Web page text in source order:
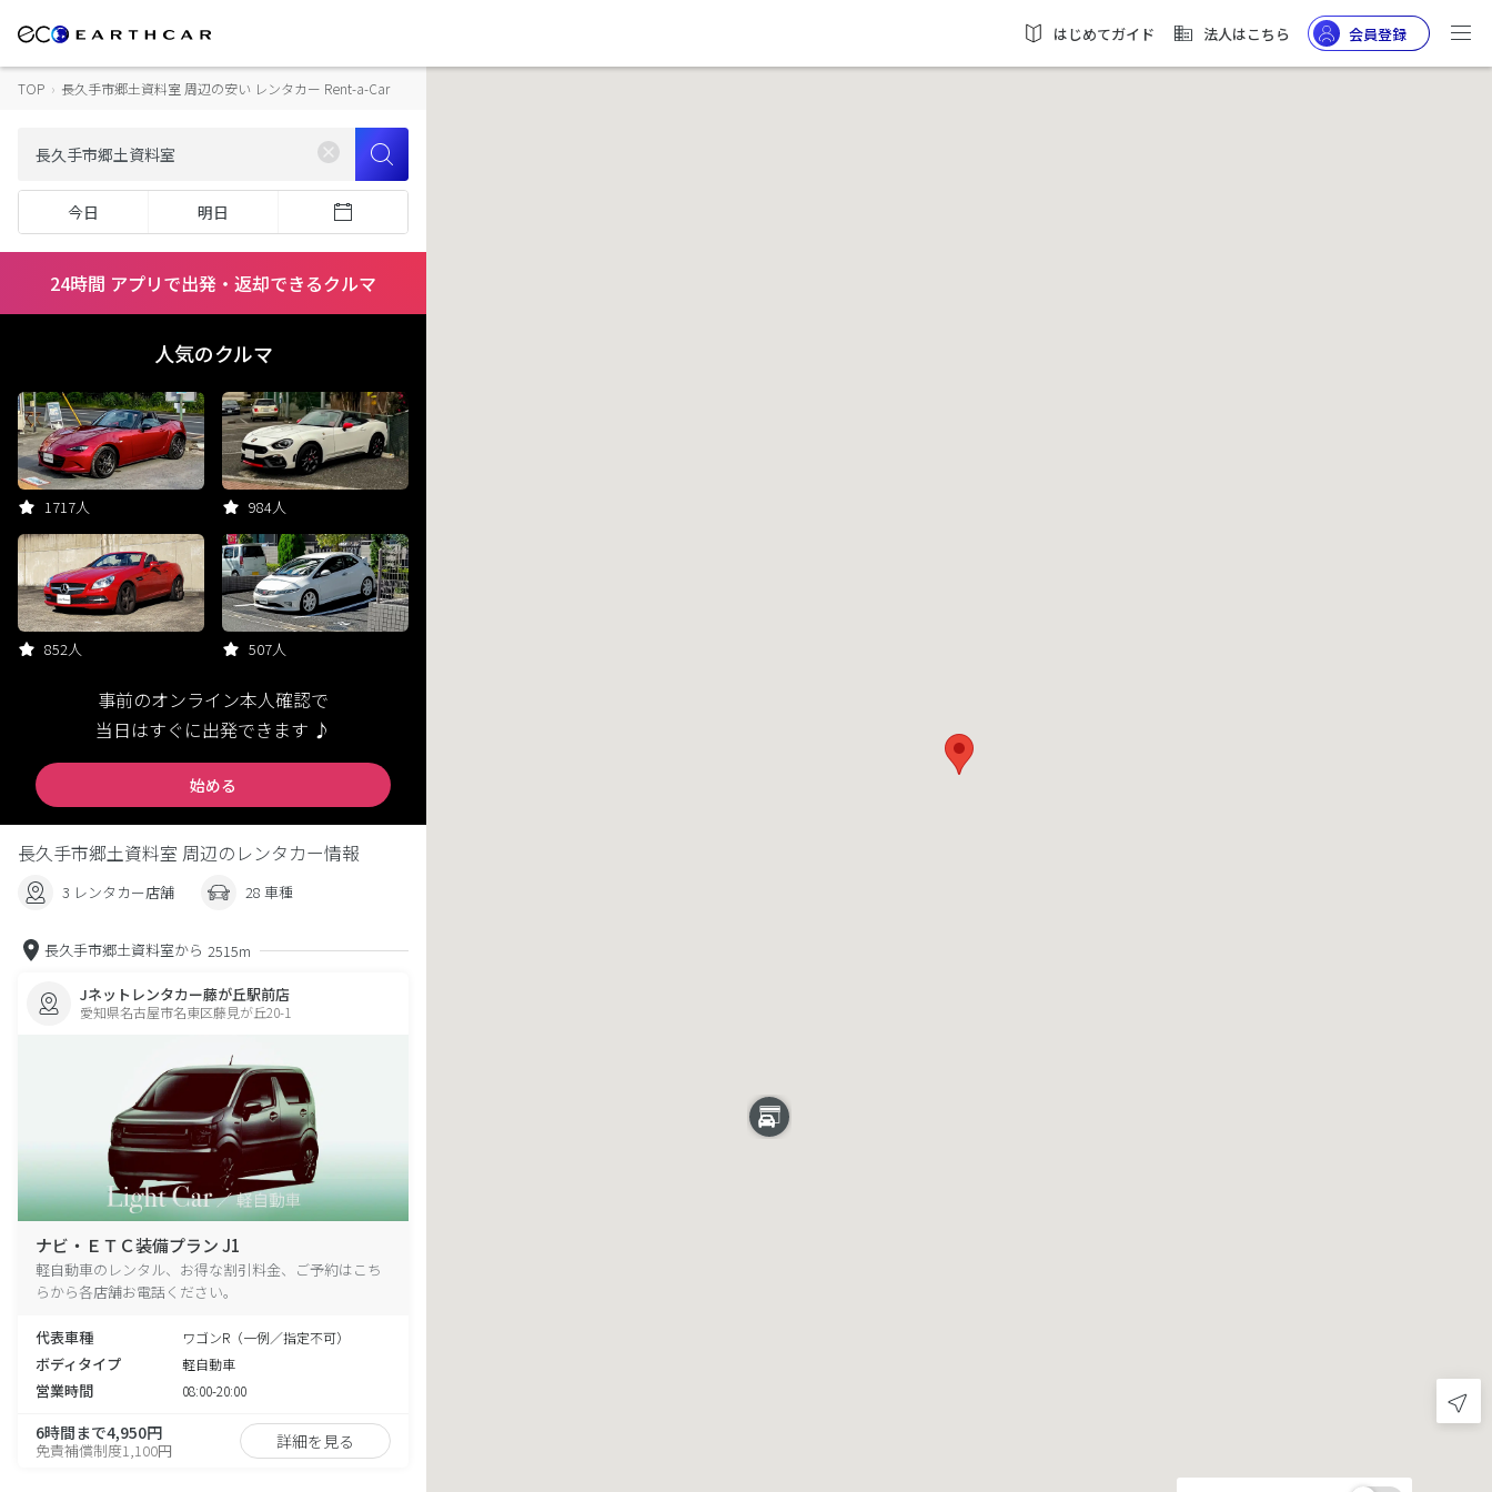
はじめてガイド 法人はこちら 会員登録
TOP › 長久手市郷土資料室 周辺の安い レンタカー Rent-a-Car
今日 明日
24時間 アプリで出発・返却できるクルマ
人気のクルマ
1717人 984人
852人 507人
事前のオンライン本人確認で
当日はすぐに出発できます ♪
始める
長久手市郷土資料室 周辺のレンタカー情報
3 レンタカー店舗 28 車種
長久手市郷土資料室から 2515m
Jネットレンタカー藤が丘駅前店
愛知県名古屋市名東区藤見が丘20-1
ナビ・ＥＴＣ装備プラン J1
軽自動車のレンタル、お得な割引料金、ご予約はこち
らから各店舗お電話ください。
代表車種 ワゴンR（一例／指定不可）
ボディタイプ 軽自動車
営業時間 08:00-20:00
6時間まで4,950円
免責補償制度1,100円 詳細を見る